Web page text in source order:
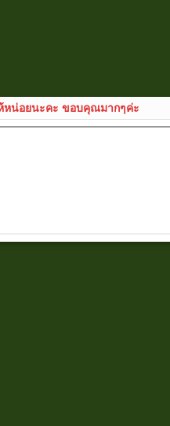
หน่อยนะคะ ขอบคุณมากๆค่ะ